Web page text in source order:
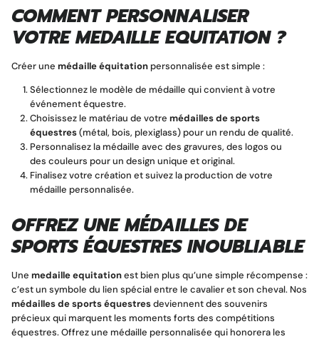
COMMENT PERSONNALISER
VOTREMEDAILLE EQUITATION?
Créer une médaille équitationpersonnalisée est simple :
Sélectionnez le modèle de médaille qui convient à votre
événement équestre.
Choisissez le matériau de votre médailles de sports
équestres(métal, bois, plexiglass) pour un rendu de qualité.
Personnalisez la médaille avec des gravures, des logos ou
des couleurs pour un design unique et original.
Finalisez votre création et suivez la production de votre
médaille personnalisée.
OFFREZ UNEMÉDAILLES DE
SPORTS ÉQUESTRESINOUBLIABLE
Une medaille equitationest bien plus qu’une simple récompense :
c’est un symbole du lien spécial entre le cavalier et son cheval. Nos
médailles de sports équestresdeviennent des souvenirs
précieux qui marquent les moments forts des compétitions
équestres. Offrez une médaille personnalisée qui honorera les